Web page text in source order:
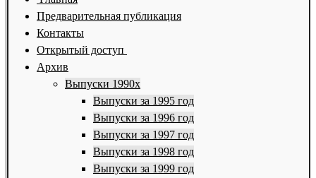
Предварительная публикация
Контакты
Открытый доступ
Архив
Выпуски 1990х
Выпуски за 1995 год
Выпуски за 1996 год
Выпуски за 1997 год
Выпуски за 1998 год
Выпуски за 1999 год